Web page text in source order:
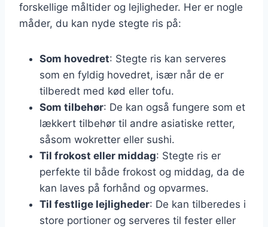
forskellige måltider og lejligheder. Her er nogle
måder, du kan nyde stegte ris på:
Som hovedret: Stegte ris kan serveres
som en fyldig hovedret, især når de er
tilberedt med kød eller tofu.
Som tilbehør: De kan også fungere som et
lækkert tilbehør til andre asiatiske retter,
såsom wokretter eller sushi.
Til frokost eller middag: Stegte ris er
perfekte til både frokost og middag, da de
kan laves på forhånd og opvarmes.
Til festlige lejligheder: De kan tilberedes i
store portioner og serveres til fester eller